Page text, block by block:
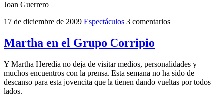
Joan Guerrero
17 de diciembre de 2009 Espectáculos 3 comentarios
Martha en el Grupo Corripio
Y Martha Heredia no deja de visitar medios, personalidades y
muchos encuentros con la prensa. Esta semana no ha sido de
descanso para esta jovencita que la tienen dando vueltas por todos
lados.